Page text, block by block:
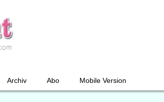
Archiv Abo Mobile Version